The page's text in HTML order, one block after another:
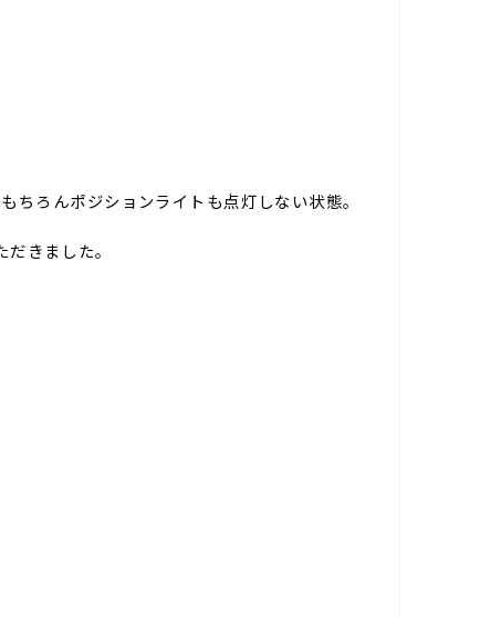
ろんポジションライトも点灯しない状態。
きました。